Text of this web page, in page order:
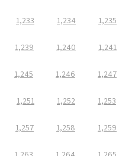
1,233 1,234 1,235
1,239 1,240 1,241
1,245 1,246 1,247
1,251 1,252 1,253
1,257 1,258 1,259